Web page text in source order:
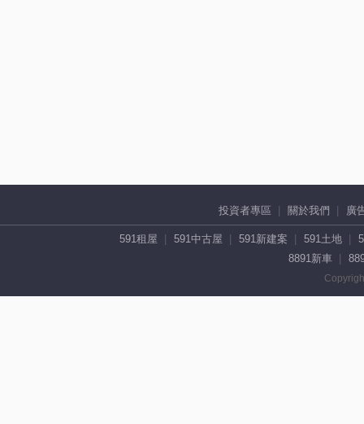
投資者專區 關於我們 廣
591租屋 591中古屋 591新建案 591土地
8891新車